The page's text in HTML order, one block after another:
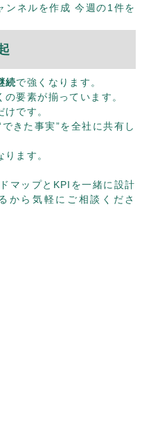
ネルを作成 今週の1件を
続で強くなります。
要素が揃っています。
けです。
きた事実”を全社に共有し
ます。
マップとKPIを一緒に設計
から気軽にご相談くださ